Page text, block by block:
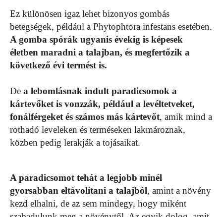
Ez különösen igaz lehet bizonyos gombás
betegségek, például a Phytophtora infestans esetében.
A gomba spórák ugyanis évekig is képesek
életben maradni a talajban, és megfertőzik a
következő évi termést is.
De a lebomlásnak indult paradicsomok a
kártevőket is vonzzák, például a levéltetveket,
fonálférgeket és számos más kártevőt, amik mind a
rothadó leveleken és terméseken lakmároznak,
közben pedig lerakják a tojásaikat.
A paradicsomot tehát a legjobb minél
gyorsabban eltávolítani a talajból, amint a növény
kezd elhalni, de az sem mindegy, hogy miként